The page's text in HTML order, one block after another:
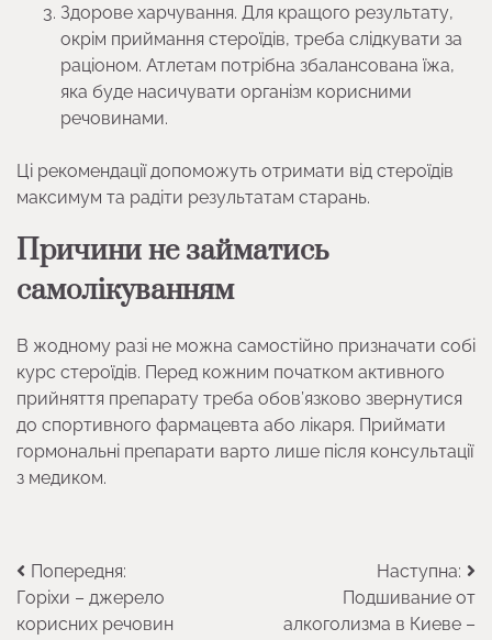
Здорове харчування. Для кращого результату,
окрім приймання стероїдів, треба слідкувати за
раціоном. Атлетам потрібна збалансована їжа,
яка буде насичувати організм корисними
речовинами.
Ці рекомендації допоможуть отримати від стероїдів
максимум та радіти результатам старань.
Причини не займатись
самолікуванням
В жодному разі не можна самостійно призначати собі
курс стероїдів. Перед кожним початком активного
прийняття препарату треба обов’язково звернутися
до спортивного фармацевта або лікаря. Приймати
гормональні препарати варто лише після консультації
з медиком.
Навігація
записів
Попередня:
Горіхи – джерело
корисних речовин
Наступна:
Подшивание от
алкоголизма в Киеве –